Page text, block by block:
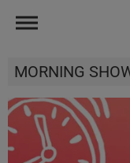
MORNING